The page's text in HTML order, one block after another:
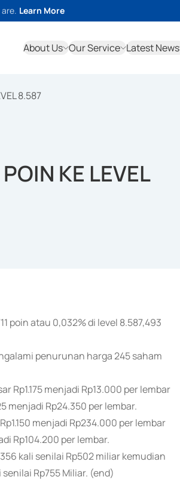
Learn More
About Us Our Service Latest News
8.587
KE LEVEL
poin atau 0,032% di level 8.587,493
penurunan harga 245 saham
Rp1.175 menjadi Rp13.000 per lembar
menjadi Rp24.350 per lembar.
menjadi Rp234.000 per lembar
Rp104.200 per lembar.
kali senilai Rp502 miliar kemudian
senilai Rp755 Miliar. (end)